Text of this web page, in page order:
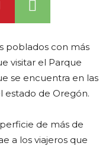
poblados con más
visitar el Parque
se encuentra en las
estado de Oregón.
de más de
a los viajeros que